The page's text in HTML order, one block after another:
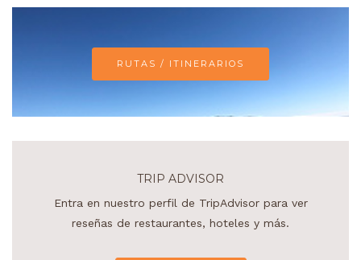
RUTAS / ITINERARIOS
TRIP ADVISOR
Entra en nuestro perfil de TripAdvisor para ver
reseñas de restaurantes, hoteles y más.